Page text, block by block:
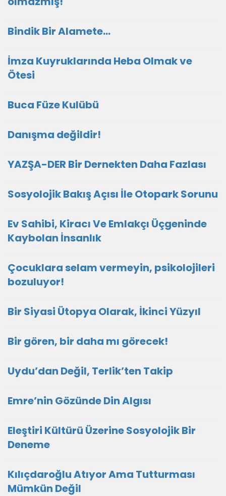
Bindik Bir Alamete...
İmza Kuyruklarında Heba Olmak ve
Ötesi
Buca Füze Kulübü
Danışma değildir!
YAZŞA-DER Bir Dernekten Daha Fazlası
Sosyolojik Bakış Açısı İle Otopark Sorunu
Ev Sahibi, Kiracı Ve Emlakçı Üçgeninde
Kaybolan İnsanlık
Çocuklara selam vermeyin, psikolojileri
bozuluyor!
Bir Siyasi Ütopya Olarak, İkinci Yüzyıl
Bir gören, bir daha mı görecek!
Uydu’dan Değil, Terlik’ten Takip
Emre’nin Gözünde Din Algısı
Eleştiri Kültürü Üzerine Sosyolojik Bir
Deneme
Kılıçdaroğlu Atıyor Ama Tutturması
Mümkün Değil